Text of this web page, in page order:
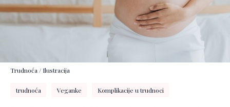
Trudnoća / Ilustracija
trudnoća Veganke Komplikacije u trudnoci